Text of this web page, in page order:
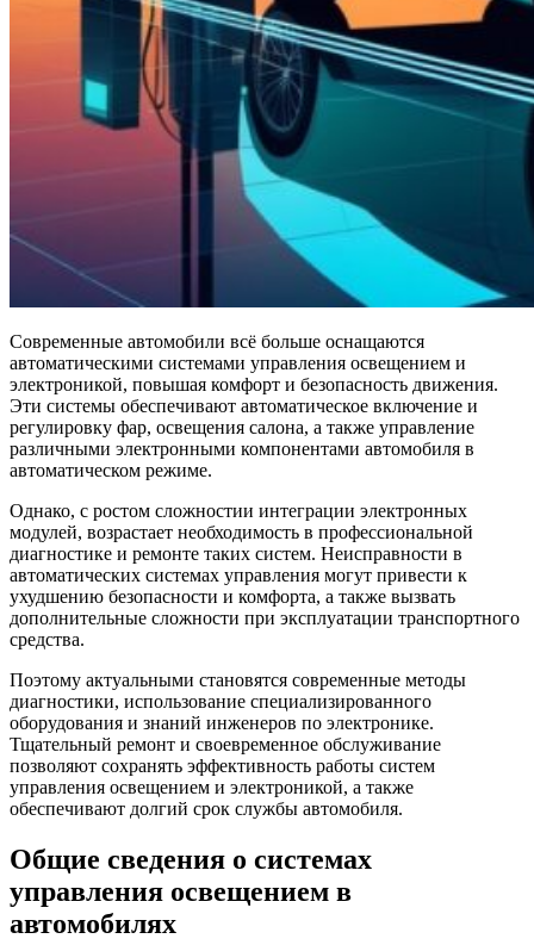
Современные автомобили всё больше оснащаются
автоматическими системами управления освещением и
электроникой, повышая комфорт и безопасность движения.
Эти системы обеспечивают автоматическое включение и
регулировку фар, освещения салона, а также управление
различными электронными компонентами автомобиля в
автоматическом режиме.
Однако, с ростом сложностии интеграции электронных
модулей, возрастает необходимость в профессиональной
диагностике и ремонте таких систем. Неисправности в
автоматических системах управления могут привести к
ухудшению безопасности и комфорта, а также вызвать
дополнительные сложности при эксплуатации транспортного
средства.
Поэтому актуальными становятся современные методы
диагностики, использование специализированного
оборудования и знаний инженеров по электронике.
Тщательный ремонт и своевременное обслуживание
позволяют сохранять эффективность работы систем
управления освещением и электроникой, а также
обеспечивают долгий срок службы автомобиля.
Общие сведения о системах
управления освещением в
автомобилях